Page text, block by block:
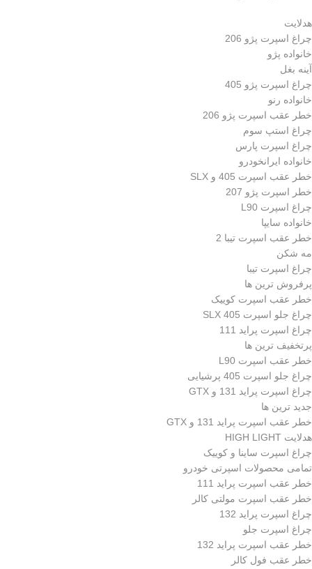
هدلایت
چراغ اسپرت پژو 206
خانواده پژو
آینه بغل
چراغ اسپرت پژو 405
خانواده رنو
خطر عقب اسپرت پژو 206
چراغ استپ سوم
چراغ اسپرت پارس
خانواده ایرانخودرو
خطر عقب اسپرت 405 و SLX
خطر اسپرت پژو 207
چراغ اسپرت L90
خانواده سایپا
خطر عقب اسپرت تیبا 2
مه شکن
چراغ اسپرت تیبا
پرفروش ترین ها
خطر عقب اسپرت کوییک
چراغ جلو اسپرت 405 SLX
چراغ اسپرت پراید 111
پرتخفیف ترین ها
خطر عقب اسپرت L90
چراغ جلو اسپرت 405 پرشیایی
چراغ اسپرت پراید 131 و GTX
جدید ترین ها
خطر عقب اسپرت پراید 131 و GTX
هدلایت HIGH LIGHT
چراغ اسپرت ساینا و کوییک
تمامی محصولات اسپرتی خودرو
خطر عقب اسپرت پراید 111
خطر عقب اسپرت مولتی کالر
چراغ اسپرت پراید 132
چراغ اسپرت جلو
خطر عقب اسپرت پراید 132
خطر عقب فول کالر